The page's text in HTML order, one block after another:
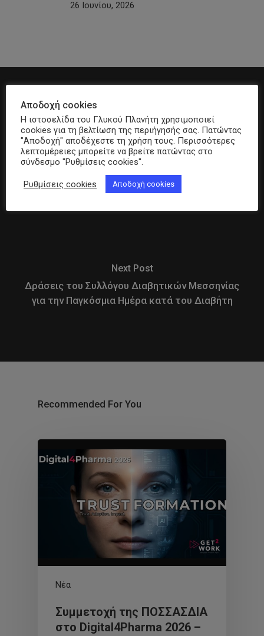
26 Ιουνίου, 2026
Previous Post
Συνεχίζεται το Οδοιπορικό Αγάπης από τον
Σύλλογο Διαβητικών Ν. Δράμας
Next Post
Δράσεις του Συλλόγου Διαβητικών Μεσσηνίας
για την Παγκόσμια Ημέρα κατά του Διαβήτη
Recommended For You
Νέα
Συμμετοχή της ΠΟΣΣΑΣΔΙΑ
στο Digital4Pharma 2026 –
Αποδοχή cookies
Η ιστοσελίδα του Γλυκού Πλανήτη χρησιμοποιεί
cookies για τη βελτίωση της περιήγησής σας. Πατώντας
"Αποδοχή" αποδέχεστε τη χρήση τους. Περισσότερες
λεπτομέρειες μπορείτε να βρείτε πατώντας στο
σύνδεσμο "Ρυθμίσεις cookies".
Ρυθμίσεις cookies Αποδοχή cookies